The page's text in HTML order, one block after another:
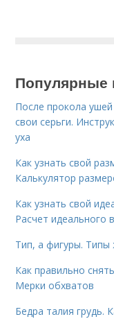
Популярные
После прокола
свои серьги.
уха
Как узнать свой
Калькулятор
Как узнать свой
Расчет идеального
Тип, а фигуры. Типы
Как правильно
Мерки обхватов
Бедра талия грудь.